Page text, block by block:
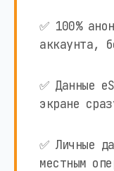
✅ 100%
аккаунта,
✅ Данные
экране
✅ Личные
местным